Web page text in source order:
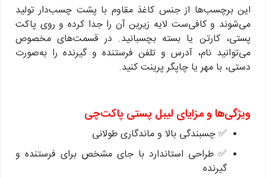
این برچسب‌ها از جنس کاغذ مقاوم با پشت چسب‌دار تولید
می‌شوند و کافی‌ست لایه زیرین آن را جدا کرده و روی پاکت
پستی، کارتن یا بسته بچسبانید. در قسمت‌های مخصوص
می‌توانید نام، آدرس و تلفن فرستنده و گیرنده را به‌صورت
دستی، با مهر یا چاپگر پرینت کنید.
ویژگی‌ها و مزایای لیبل پستی پاکت‌چی
✅ چسبندگی بالا و ماندگاری طولانی
✅ طراحی استاندارد با جای مشخص برای فرستنده و
گیرنده